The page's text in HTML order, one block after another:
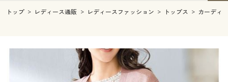
レディースファッション
インナー・下着通販すべて
メンズ
メンズファッション
寝具・インテリア・家具
ジュニア・ティーンズ下着
寝具・インテリア・家具通販すべて
トップ レディース通販 レディースファッション トップス カーディ